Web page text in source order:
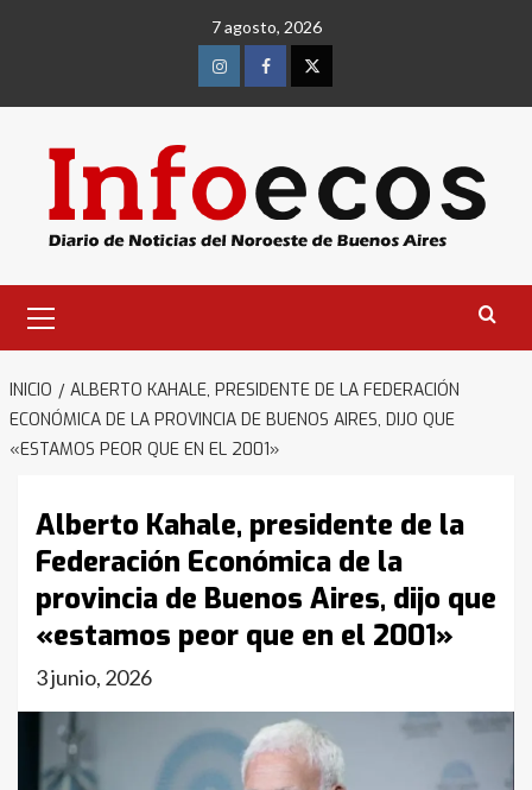
7 agosto, 2026
InstagramFacebookTwitter
primario
INICIO
ALBERTO KAHALE, PRESIDENTE DE LA FEDERACIÓN
ECONÓMICA DE LA PROVINCIA DE BUENOS AIRES, DIJO QUE
«ESTAMOS PEOR QUE EN EL 2001»
Alberto Kahale, presidente de la
Federación Económica de la
provincia de Buenos Aires, dijo que
«estamos peor que en el 2001»
3 junio, 2026